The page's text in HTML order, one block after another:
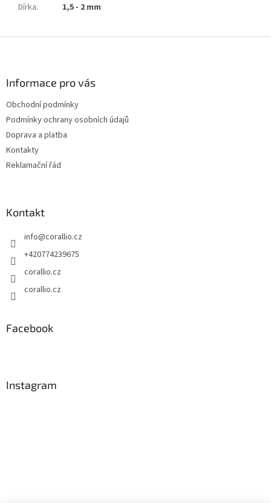
Dírka: 1,5 - 2 mm
Informace pro vás
Obchodní podmínky
Podmínky ochrany osobních údajů
Doprava a platba
Kontakty
Reklamační řád
Kontakt
info@corallio.cz
+420774239675
corallio.cz
corallio.cz
Facebook
Instagram